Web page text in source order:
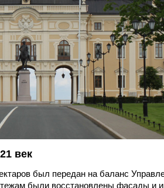
21 век
был передан на баланс
были восстановлены фасады и